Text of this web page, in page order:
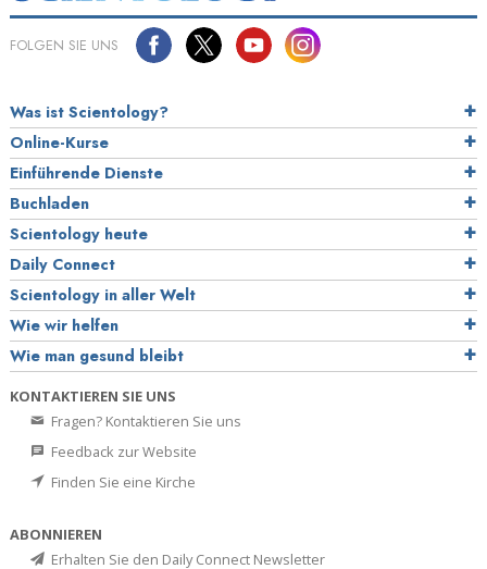
FOLGEN SIE UNS
Was ist Scientology?
Online-Kurse
Einführende Dienste
Buchladen
Scientology heute
Daily Connect
Scientology in aller Welt
Wie wir helfen
Wie man gesund bleibt
KONTAKTIEREN SIE UNS
Fragen? Kontaktieren Sie uns
Feedback zur Website
Finden Sie eine Kirche
ABONNIEREN
Erhalten Sie den Daily Connect Newsletter